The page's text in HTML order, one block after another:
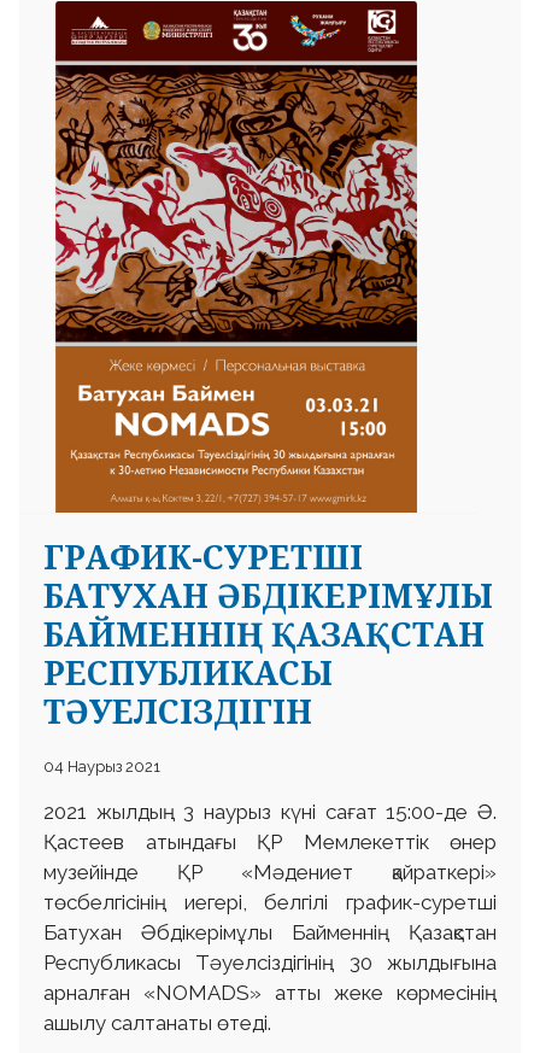
ГРАФИК-СУРЕТШІ
БАТУХАН ӘБДІКЕРІМҰЛЫ
БАЙМЕННІҢ ҚАЗАҚСТАН
РЕСПУБЛИКАСЫ
ТӘУЕЛСІЗДІГІН
04 Наурыз 2021
2021 жылдың 3 наурыз күні сағат 15:00-де Ә.
Қастеев атындағы ҚР Мемлекеттік өнер
музейінде ҚР «Мәдениет қайраткері»
төсбелгісінің иегері, белгілі график-суретші
Батухан Әбдікерімұлы Байменнің Қазақстан
Республикасы Тәуелсіздігінің 30 жылдығына
арналған «NOMADS» атты жеке көрмесінің
ашылу салтанаты өтеді.